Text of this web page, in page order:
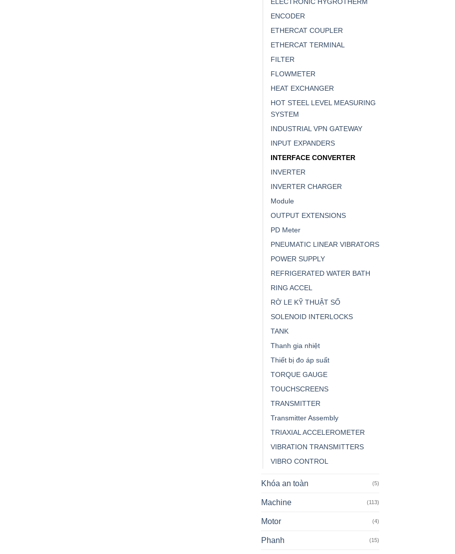
ENCODER
ETHERCAT COUPLER
ETHERCAT TERMINAL
FILTER
FLOWMETER
HEAT EXCHANGER
HOT STEEL LEVEL MEASURING
SYSTEM
INDUSTRIAL VPN GATEWAY
INPUT EXPANDERS
INTERFACE CONVERTER
INVERTER
INVERTER CHARGER
Module
OUTPUT EXTENSIONS
PD Meter
PNEUMATIC LINEAR VIBRATORS
POWER SUPPLY
REFRIGERATED WATER BATH
RING ACCEL
RỜ LE KỸ THUẬT SỐ
SOLENOID INTERLOCKS
TANK
Thanh gia nhiệt
Thiết bị đo áp suất
TORQUE GAUGE
TOUCHSCREENS
TRANSMITTER
Transmitter Assembly
TRIAXIAL ACCELEROMETER
VIBRATION TRANSMITTERS
VIBRO CONTROL
Khóa an toàn (5)
Machine (113)
Motor (4)
Phanh (15)